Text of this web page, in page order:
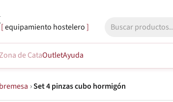
equipamiento hostelero
de CataOutletAyuda
›Set 4 pinzas cubo hormigón